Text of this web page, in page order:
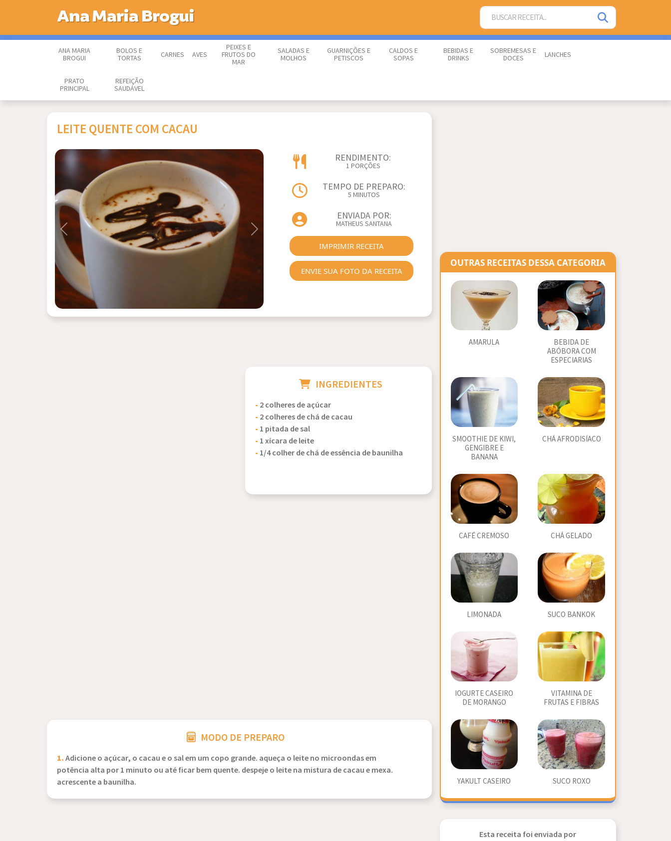
Ana Maria Brogui
ANA MARIA
BROGUI
BOLOS E
TORTAS
CARNES AVES
PEIXES E
FRUTOS DO
MAR
SALADAS E
MOLHOS
GUARNIÇÕES E
PETISCOS
CALDOS E
SOPAS
BEBIDAS E
DRINKS
SOBREMESAS E
DOCES
LANCHES
PRATO
PRINCIPAL
REFEIÇÃO
SAUDÁVEL
LEITE QUENTE COM CACAU
Previous Next
RENDIMENTO:
1 PORÇÕES
TEMPO DE PREPARO:
5 MINUTOS
ENVIADA POR:
MATHEUS SANTANA
IMPRIMIR RECEITA
ENVIE SUA FOTO DA RECEITA
INGREDIENTES
- 2 colheres de açúcar
- 2 colheres de chá de cacau
- 1 pitada de sal
- 1 xícara de leite
- 1/4 colher de chá de essência de baunilha
MODO DE PREPARO
1.Adicione o açúcar, o cacau e o sal em um copo grande. aqueça o leite no microondas em
potência alta por 1 minuto ou até ficar bem quente. despeje o leite na mistura de cacau e mexa.
acrescente a baunilha.
OUTRAS RECEITAS DESSA CATEGORIA
AMARULA
BEBIDA DE
ABÓBORA COM
ESPECIARIAS
SMOOTHIE DE KIWI,
GENGIBRE E
BANANA
CHÁ AFRODISÍACO
CAFÉ CREMOSO CHÁ GELADO
LIMONADA SUCO BANKOK
IOGURTE CASEIRO
DE MORANGO
VITAMINA DE
FRUTAS E FIBRAS
YAKULT CASEIRO SUCO ROXO
Esta receita foi enviada por